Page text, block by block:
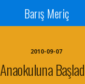
Barış Meriç
2010-09-07
Anaokuluna